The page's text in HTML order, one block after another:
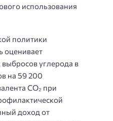
использования
политики
оценивает
углерода в
на 59 200
CO₂ при
доход от